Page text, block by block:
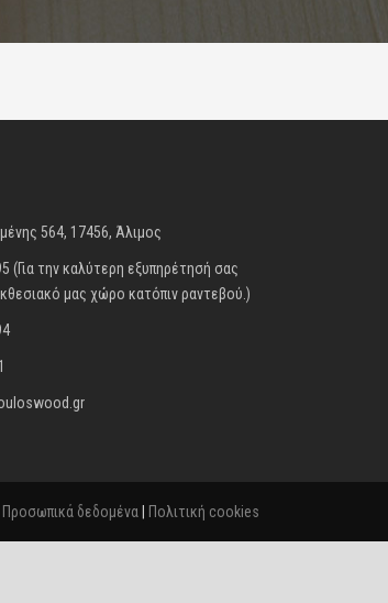
564, 17456, Άλιμος
(Για την καλύτερη εξυπηρέτησή σας
μας χώρο κατόπιν ραντεβού.)
Προσωπικά δεδομένα | Πολιτική cookies